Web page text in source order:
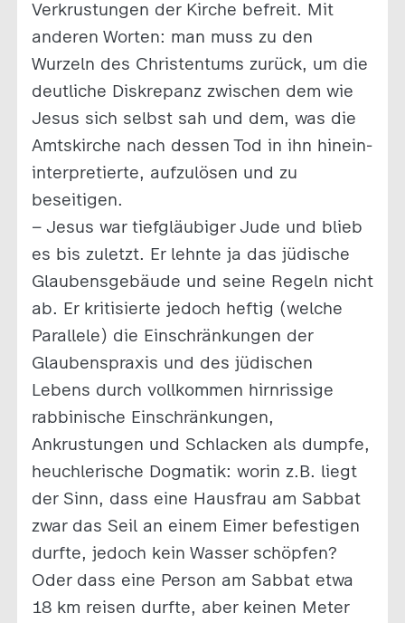
Verkrustungen der Kirche befreit. Mit
anderen Worten: man muss zu den
Wurzeln des Christentums zurück, um die
deutliche Diskrepanz zwischen dem wie
Jesus sich selbst sah und dem, was die
Amtskirche nach dessen Tod in ihn hinein-
interpretierte, aufzulösen und zu
beseitigen.
– Jesus war tiefgläubiger Jude und blieb
es bis zuletzt. Er lehnte ja das jüdische
Glaubensgebäude und seine Regeln nicht
ab. Er kritisierte jedoch heftig (welche
Parallele) die Einschränkungen der
Glaubenspraxis und des jüdischen
Lebens durch vollkommen hirnrissige
rabbinische Einschränkungen,
Ankrustungen und Schlacken als dumpfe,
heuchlerische Dogmatik: worin z.B. liegt
der Sinn, dass eine Hausfrau am Sabbat
zwar das Seil an einem Eimer befestigen
durfte, jedoch kein Wasser schöpfen?
Oder dass eine Person am Sabbat etwa
18 km reisen durfte, aber keinen Meter